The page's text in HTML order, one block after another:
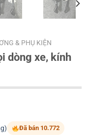
& PHỤ KIỆN
dòng xe, kính
Đã bán 10.772